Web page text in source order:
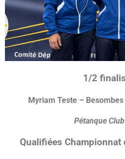
1/2
Myriam Teste –
Pétanque
Qualifiées Championnat